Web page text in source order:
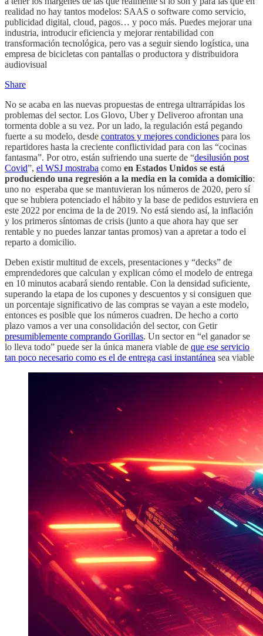
realidad no hay tantos modelos: SAAS o software como servicio,
publicidad digital, cloud, pagos… y poco más. Puedes mejorar una
industria, introducir eficiencia y mejorar rentabilidad con
transformación tecnológica, pero vas a seguir siendo logística, una
empresa de bicicletas con pantallas o productora y distribuidora
audiovisual
Share
No se acaba en las nuevas propuestas de entrega ultrarrápidas los
problemas del sector. Los Glovo, Uber y Deliveroo afrontan una
tormenta doble a su vez. Por un lado, la regulación está pegando
fuerte a su modelo, desde contratos y mejores condiciones para los
repartidores hasta la creciente conflictividad para con las “cocinas
fantasma”. Por otro, están sufriendo una suerte de “desilusión post
Covid”, el WSJ mostraba como en Estados Unidos se está
produciendo una regresión a la media en la comida a domicilio:
uno no esperaba que se mantuvieran los números de 2020, pero sí
que se hubiera potenciado el hábito y la base de pedidos estuviera en
este 2022 por encima de la de 2019. No está siendo así, la inflación
y los primeros síntomas de crisis (junto a que ahora hay que ser
rentable y no puedes lanzar tantas promos) van a apretar a todo el
reparto a domicilio.
Deben existir multitud de excels, presentaciones y “decks” de
emprendedores que calculan y explican cómo el modelo de entrega
en 10 minutos acabará siendo rentable. Con la densidad suficiente,
superando la etapa de los cupones y descuentos y si consiguen que
un porcentaje significativo de las compras se vayan a este modelo,
entonces es posible que los números cuadren. De hecho a corto
plazo vamos a ver una consolidación del sector, con Getir
presumiblemente comprando Gorillas. Un sector en “el ganador se
lo lleva todo” puede ser la única manera viable de que ese servicio
tan poco necesario como es el de entrega casi instantánea sea viable